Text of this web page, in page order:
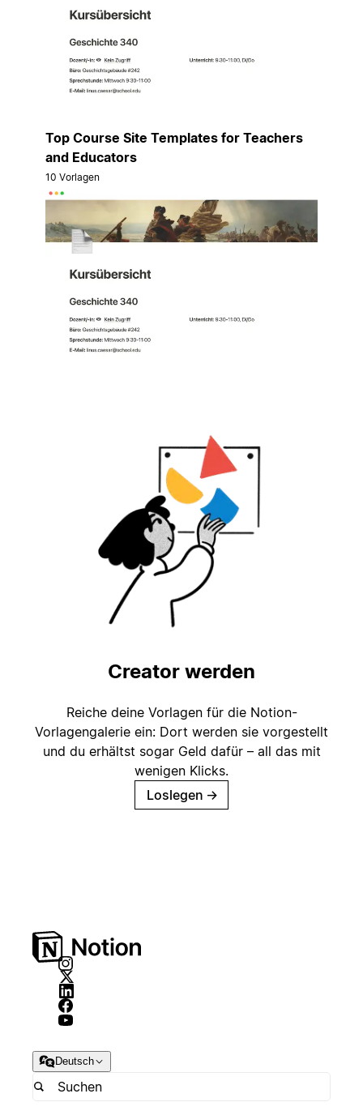
Top Course Site Templates for Teachers
and Educators
10 Vorlagen
Creator werden
Reiche deine Vorlagen für die Notion-
Vorlagengalerie ein: Dort werden sie vorgestellt
und du erhältst sogar Geld dafür – all das mit
wenigen Klicks.
Loslegen →
Deutsch